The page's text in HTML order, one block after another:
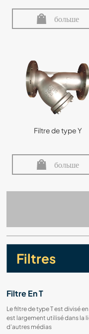
больше
Filtre de type Y
больше
Filtres
Filtre En T
Le filtre de type T est divisé
est largement utilisé dans la
d’autres médias